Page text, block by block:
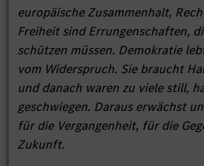
europäische Zusammenhalt,
Freiheit sind Errungenschaften,
schützen müssen. Demokratie
vom Widerspruch. Sie braucht
und danach waren zu viele still,
geschwiegen. Daraus erwächst
für die Vergangenheit, für die
Zukunft.